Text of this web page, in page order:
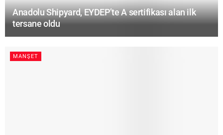
Anadolu Shipyard, EYDEP’te A sertifikası alan ilk
tersane oldu
MANŞET